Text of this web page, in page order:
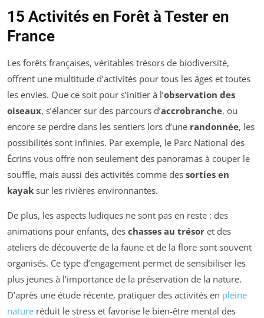
15 Activités en Forêt à Tester en
France
Les forêts françaises, véritables trésors de biodiversité,
offrent une multitude d’activités pour tous les âges et toutes
les envies. Que ce soit pour s’initier à l’observation des
oiseaux, s’élancer sur des parcours d’accrobranche, ou
encore se perdre dans les sentiers lors d’une randonnée, les
possibilités sont infinies. Par exemple, le Parc National des
Écrins vous offre non seulement des panoramas à couper le
souffle, mais aussi des activités comme des sorties en
kayak sur les rivières environnantes.
De plus, les aspects ludiques ne sont pas en reste : des
animations pour enfants, des chasses au trésor et des
ateliers de découverte de la faune et de la flore sont souvent
organisés. Ce type d’engagement permet de sensibiliser les
plus jeunes à l’importance de la préservation de la nature.
D’après une étude récente, pratiquer des activités en pleine
nature réduit le stress et favorise le bien-être mental des